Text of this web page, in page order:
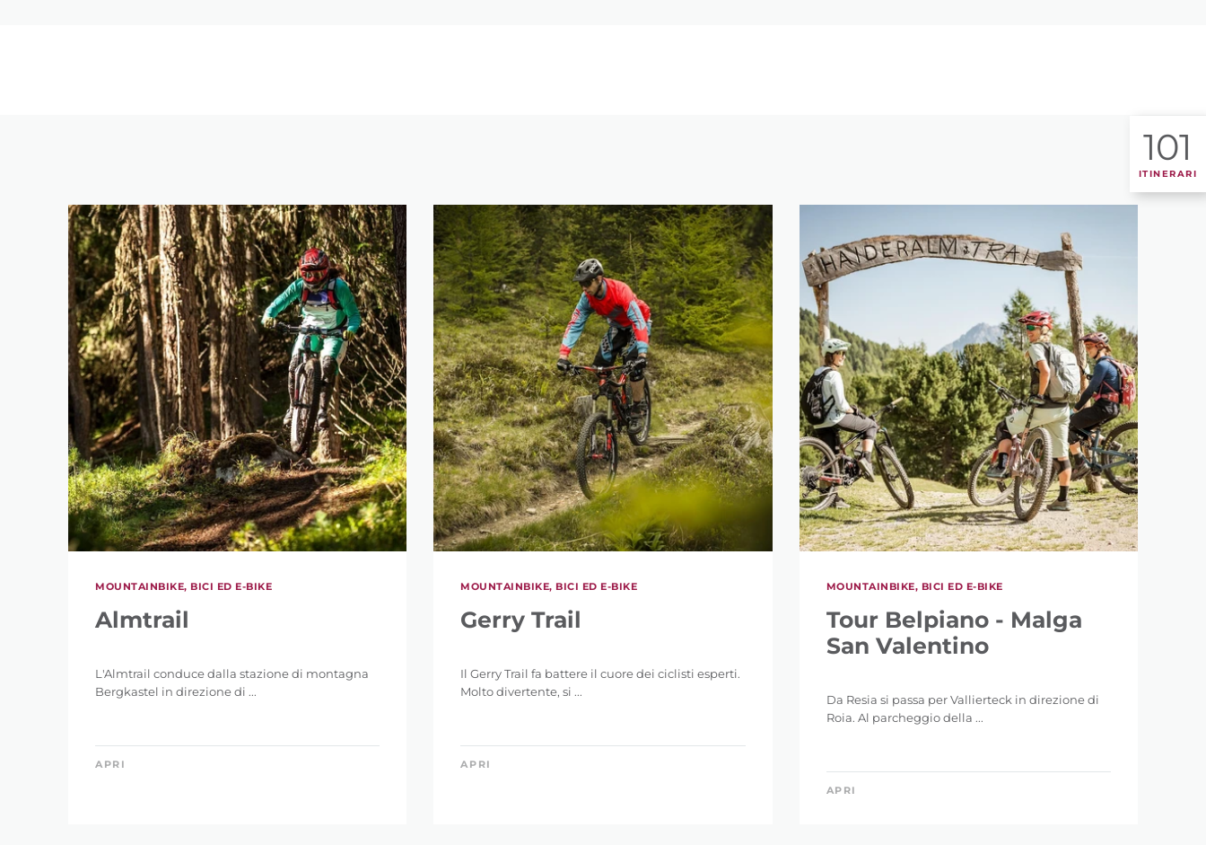
101
ITINERARI
MOUNTAINBIKE, BICI ED E-BIKE
Almtrail
L'Almtrail conduce dalla stazione di montagna
Bergkastel in direzione di ...
APRI
MOUNTAINBIKE, BICI ED E-BIKE
Gerry Trail
Il Gerry Trail fa battere il cuore dei ciclisti esperti.
Molto divertente, si ...
APRI
MOUNTAINBIKE, BICI ED E-BIKE
Tour Belpiano - Malga
San Valentino
Da Resia si passa per Vallierteck in direzione di
Roia. Al parcheggio della ...
APRI